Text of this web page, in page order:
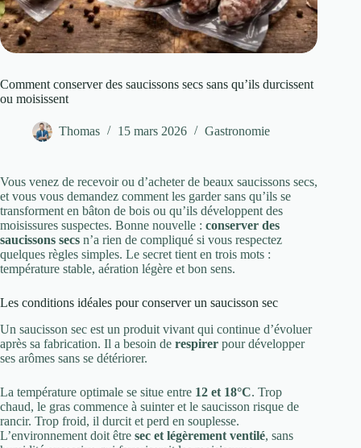
Comment conserver des saucissons secs sans qu’ils durcissent
ou moisissent
Thomas 15 mars 2026 Gastronomie
Vous venez de recevoir ou d’acheter de beaux saucissons secs,
et vous vous demandez comment les garder sans qu’ils se
transforment en bâton de bois ou qu’ils développent des
moisissures suspectes. Bonne nouvelle : conserver des
saucissons secs n’a rien de compliqué si vous respectez
quelques règles simples. Le secret tient en trois mots :
température stable, aération légère et bon sens.
Les conditions idéales pour conserver un saucisson sec
Un saucisson sec est un produit vivant qui continue d’évoluer
après sa fabrication. Il a besoin de respirer pour développer
ses arômes sans se détériorer.
La température optimale se situe entre 12 et 18°C. Trop
chaud, le gras commence à suinter et le saucisson risque de
rancir. Trop froid, il durcit et perd en souplesse.
L’environnement doit être sec et légèrement ventilé, sans